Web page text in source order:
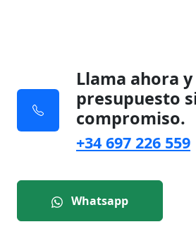
Llama ahora
presupuesto
compromiso.
+34 697 226 559
Whatsapp